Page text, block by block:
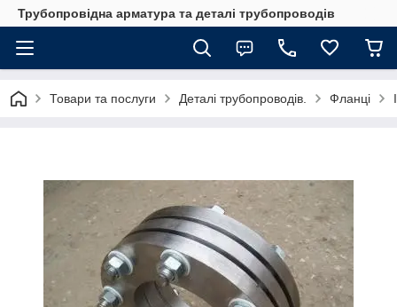
Трубопровідна арматура та деталі трубопроводів
Товари та послуги Деталі трубопроводів. Фланці